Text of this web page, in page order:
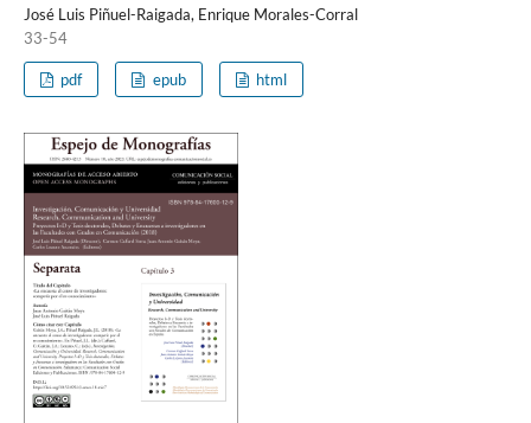
José Luis Piñuel-Raigada, Enrique Morales-Corral
33-54
pdf epub html